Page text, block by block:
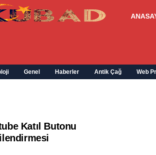
Genel Haberler Antik Çağ Web
Katıl Butonu